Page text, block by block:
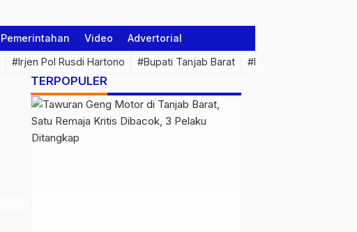
Pemerintahan Video Advertorial
#Irjen Pol Rusdi Hartono #Bupati Tanjab Barat #Pemprov Jambi
TERPOPULER